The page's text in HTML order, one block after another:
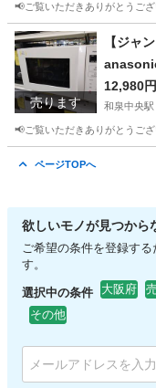
📢ご覧いただきありがとうご
大阪 和泉市 和泉中
売ります
【ジャ
泉市 堺
12,980円
和泉中央駅
📢ご覧いただきありがとうご
ページTOPへ
欲しいモノが見つから
ご希望の条件を登録す
す。
選択中の条件 大阪府
その他